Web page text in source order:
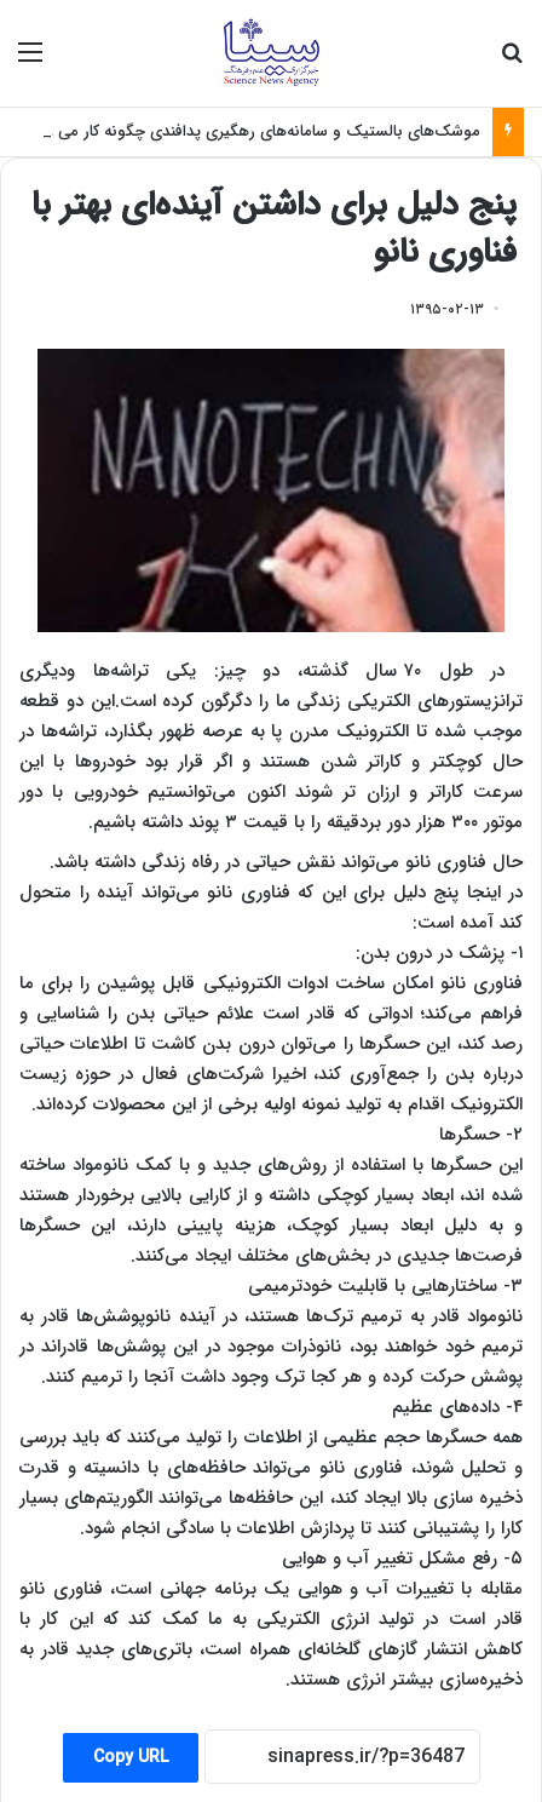
موشک‌های بالستیک و سامانه‌های رهگیری پدافندی چگونه کار می کنند؟
پنج دلیل برای داشتن آینده‌ای بهتر با
فناوری نانو
۱۳۹۵-۰۲-۱۳
در طول ۷۰ سال گذشته، دو چیز: یکی تراشه‌ها ودیگری
ترانزیستورهای الکتریکی زندگی ما را دگرگون کرده است.این دو قطعه
موجب شده تا الکترونیک مدرن پا به عرصه ظهور بگذارد، تراشه‌ها در
حال کوچکتر و کاراتر شدن هستند و اگر قرار بود خودروها با این
سرعت کاراتر و ارزان تر شوند اکنون می‌توانستیم خودرویی با دور
موتور ۳۰۰ هزار دور بردقیقه را با قیمت ۳ پوند داشته باشیم.
حال فناوری نانو می‌تواند نقش حیاتی در رفاه زندگی داشته باشد.
در اینجا پنج دلیل برای این که فناوری نانو می‌تواند آینده را متحول
کند آمده است:
۱- پزشک در درون بدن:
فناوری‌ نانو امکان ساخت ادوات الکترونیکی قابل پوشیدن را برای ما
فراهم می‌کند؛ ادواتی که قادر است علائم حیاتی بدن را شناسایی و
رصد کند، این حسگرها را می‌توان درون بدن کاشت تا اطلاعات حیاتی
درباره بدن را جمع‌آوری کند، اخیرا شرکت‌های فعال در حوزه زیست
الکترونیک اقدام به تولید نمونه اولیه برخی از این محصولات کرده‌اند.
۲- حسگرها
این حسگرها با استفاده از روش‌های جدید و با کمک نانومواد ساخته
شده ‌اند، ابعاد بسیار کوچکی داشته و از کارایی بالایی برخوردار هستند
و به دلیل ابعاد بسیار کوچک، هزینه پایینی دارند، این حسگرها
فرصت‌ها جدیدی در بخش‌های مختلف ایجاد می‌کنند.
۳- ساختارهایی با قابلیت خودترمیمی
نانومواد قادر به ترمیم ترک‌ها هستند، در آینده نانوپوشش‌ها قادر به
ترمیم خود خواهند بود، نانوذرات موجود در این پوشش‌ها قادراند در
پوشش حرکت کرده و هر کجا ترک وجود داشت آنجا را ترمیم کنند.
۴- داده‌های عظیم
همه حسگرها حجم عظیمی از اطلاعات را تولید می‌کنند که باید بررسی
و تحلیل شوند، فناوری‌ نانو می‌تواند حافظه‌های با دانسیته و قدرت
ذخیره سازی بالا ایجاد کند، این حافظه‌ها می‌توانند الگوریتم‌های بسیار
کارا را پشتیبانی کنند تا پردازش اطلاعات با سادگی انجام شود.
۵- رفع مشکل تغییر آب و هوایی
مقابله با تغییرات آب و هوایی یک برنامه جهانی است، فناوری نانو
قادر است در تولید انرژی الکتریکی به ما کمک کند که این کار با
کاهش انتشار گازهای گلخانه‌ای همراه است، باتری‌های جدید قادر به
ذخیره‌سازی بیشتر انرژی هستند.
Copy URL